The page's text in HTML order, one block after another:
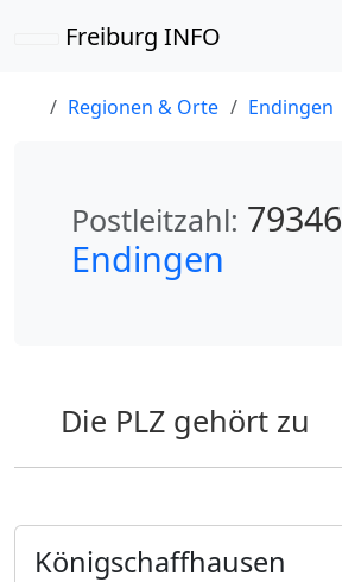
Freiburg INFO
Regionen & Orte Endingen
Postleitzahl: 79346
Endingen
Die PLZ gehört zu
Königschaffhausen